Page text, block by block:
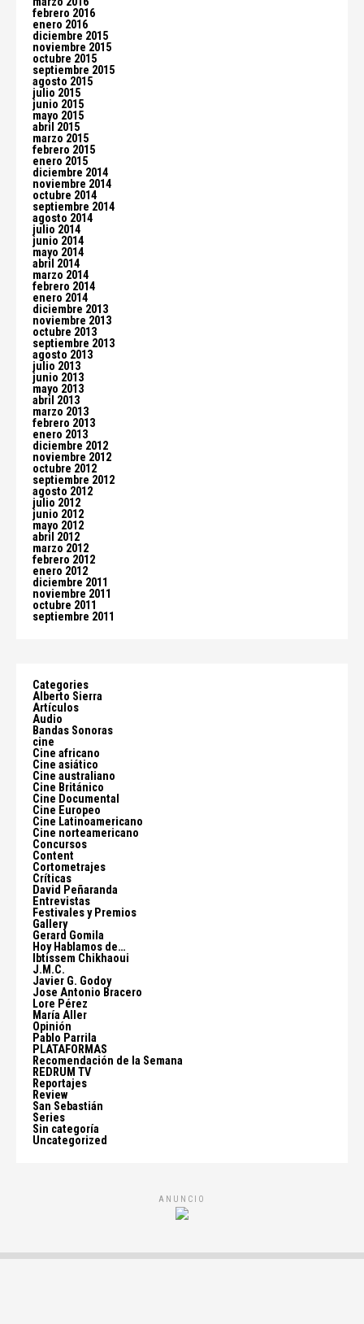
febrero 2016
enero 2016
diciembre 2015
noviembre 2015
octubre 2015
septiembre 2015
agosto 2015
julio 2015
junio 2015
mayo 2015
abril 2015
marzo 2015
febrero 2015
enero 2015
diciembre 2014
noviembre 2014
octubre 2014
septiembre 2014
agosto 2014
julio 2014
junio 2014
mayo 2014
abril 2014
marzo 2014
febrero 2014
enero 2014
diciembre 2013
noviembre 2013
octubre 2013
septiembre 2013
agosto 2013
julio 2013
junio 2013
mayo 2013
abril 2013
marzo 2013
febrero 2013
enero 2013
diciembre 2012
noviembre 2012
octubre 2012
septiembre 2012
agosto 2012
julio 2012
junio 2012
mayo 2012
abril 2012
marzo 2012
febrero 2012
enero 2012
diciembre 2011
noviembre 2011
octubre 2011
septiembre 2011
Categories
Alberto Sierra
Artículos
Audio
Bandas Sonoras
cine
Cine africano
Cine asiático
Cine australiano
Cine Británico
Cine Documental
Cine Europeo
Cine Latinoamericano
Cine norteamericano
Concursos
Content
Cortometrajes
Críticas
David Peñaranda
Entrevistas
Festivales y Premios
Gallery
Gerard Gomila
Hoy Hablamos de…
Ibtissem Chikhaoui
J.M.C.
Javier G. Godoy
Jose Antonio Bracero
Lore Pérez
María Aller
Opinión
Pablo Parrila
PLATAFORMAS
Recomendación de la Semana
REDRUM TV
Reportajes
Review
San Sebastián
Series
Sin categoría
Uncategorized
ANUNCIO